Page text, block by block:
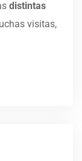
distintas
visitas,